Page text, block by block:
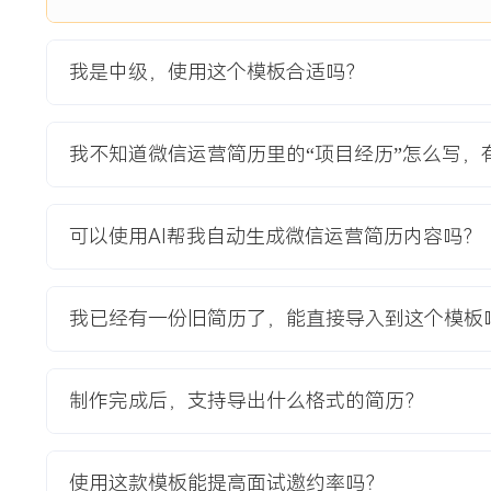
引用户关注与分享；协调设计、技术及商户资源，保障活动页
畅。
关注用户设计差异化的欢迎语、推送内容与专属活动，提升不
4.转化路径设计：在内容中嵌入商户产品体验报名入口，并设
项目业绩：
2.重构后的内容体系使得平均阅读率提升XXX%，用户互动率
以上，线索成本降低XXX%。
我是中级，使用这个模板合适吗？
我不知道微信运营简历里的“项目经历”怎么写，
可以使用AI帮我自动生成微信运营简历内容吗？
我已经有一份旧简历了，能直接导入到这个模板
制作完成后，支持导出什么格式的简历？
使用这款模板能提高面试邀约率吗？